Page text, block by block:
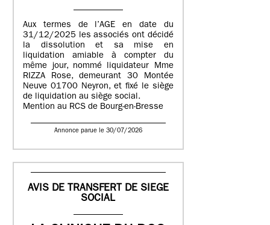
Aux termes de l’AGE en date du
31/12/2025 les associés ont décidé
la dissolution et sa mise en
liquidation amiable à compter du
même jour, nommé liquidateur Mme
RIZZA Rose, demeurant 30 Montée
Neuve 01700 Neyron, et fixé le siège
de liquidation au siège social.
Mention au RCS de Bourg-en-Bresse
Annonce parue le 30/07/2026
AVIS DE TRANSFERT DE SIEGE
SOCIAL